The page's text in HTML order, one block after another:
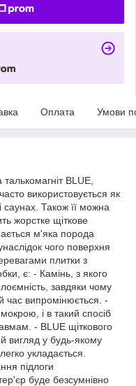
Оплата Умови
BLUE,
використовується як
саунах. Також її можна
жорстке щіткове
м'яка порода
чого поверхня
плитки з
є: - Камінь , з якого
завдяки чому
час випромінюється. -
і в такий спосіб
- BLUE щіткового
у будь-якому
укладається.
підлоги
буде безсумнівно